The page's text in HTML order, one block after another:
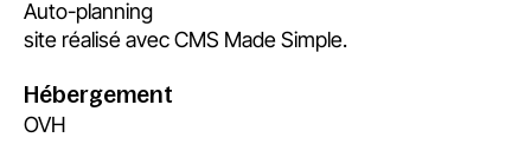
Auto-planning
site réalisé avecCMS Made Simple.
Hébergement
OVH